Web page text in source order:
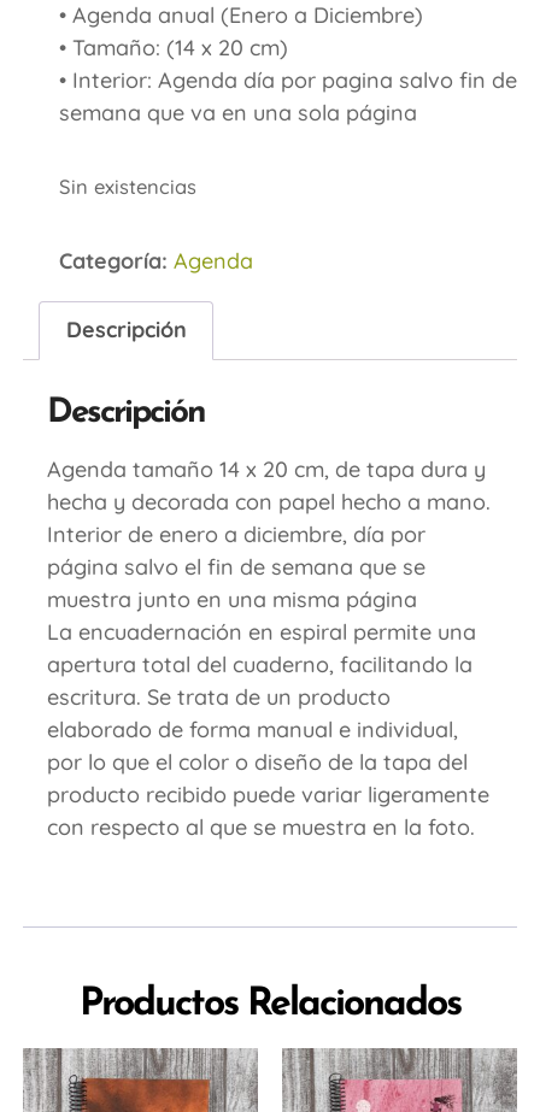
• Agenda anual (Enero a Diciembre)
• Tamaño: (14 x 20 cm)
• Interior: Agenda día por pagina salvo fin de
semana que va en una sola página
Sin existencias
Categoría: Agenda
Descripción
Descripción
Agenda tamaño 14 x 20 cm, de tapa dura y
hecha y decorada con papel hecho a mano.
Interior de enero a diciembre, día por
página salvo el fin de semana que se
muestra junto en una misma página
La encuadernación en espiral permite una
apertura total del cuaderno, facilitando la
escritura. Se trata de un producto
elaborado de forma manual e individual,
por lo que el color o diseño de la tapa del
producto recibido puede variar ligeramente
con respecto al que se muestra en la foto.
Productos Relacionados